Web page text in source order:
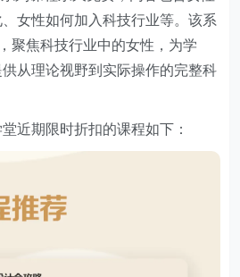
女性如何加入科技行业等。该系
聚焦科技行业中的女性，为学
从理论视野到实际操作的完整科
近期限时折扣的课程如下：